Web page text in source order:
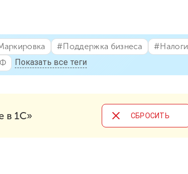
#⁣Поддержка бизнеса
#⁣Налоги
Показать все теги
в 1С» CБРОСИТЬ